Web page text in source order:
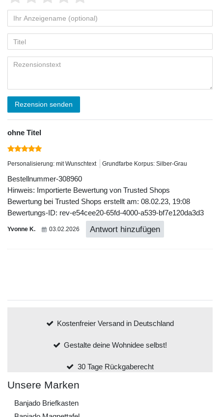
Rezension senden
ohne Titel
Personalisierung: mit Wunschtext Grundfarbe Korpus: Silber-Grau
Bestellnummer-308960
Hinweis: Importierte Bewertung von Trusted Shops
Bewertung bei Trusted Shops erstellt am: 08.02.23, 19:08
Bewertungs-ID: rev-e54cee20-65fd-4000-a539-bf7e120da3d3
Yvonne K. 03.02.2026 Antwort hinzufügen
Kostenfreier Versand in Deutschland
Gestalte deine Wohnidee selbst!
30 Tage Rückgaberecht
Unsere Marken
Banjado Briefkasten